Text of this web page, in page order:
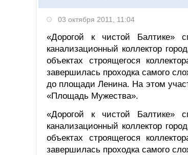
03 октября 2011, 11:04
«Дорогой к чистой Балтике»
канализационный коллектор
объектах строящегося
завершилась проходка самого
до площади Ленина. На этом
«Площадь Мужества».
«Дорогой к чистой Балтике»
канализационный коллектор
объектах строящегося
завершилась проходка самого